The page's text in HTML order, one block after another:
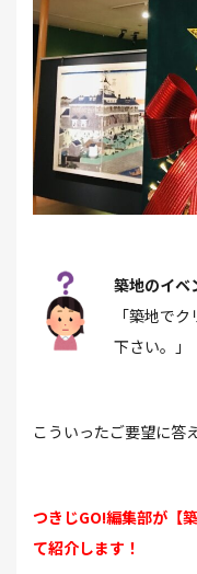
築地のイベ
「築地で
下さい。」
こういったご要望に答
つきじGO!編集部が【
て紹介します！